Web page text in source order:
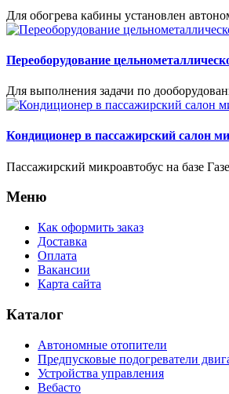
Для обогрева кабины установлен
Переоборудование
Для выполнения задачи по
Кондиционер в пассажирский салон
Пассажирский микроавтобус на базе
Меню
Как оформить заказ
Доставка
Оплата
Вакансии
Карта сайта
Каталог
Автономные отопители
Предпусковые подогреватели
Устройства управления
Вебасто